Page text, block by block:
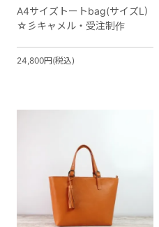
A4サイズトートbag(サイズL)
☆彡キャメル・受注制作
24,800円(税込)